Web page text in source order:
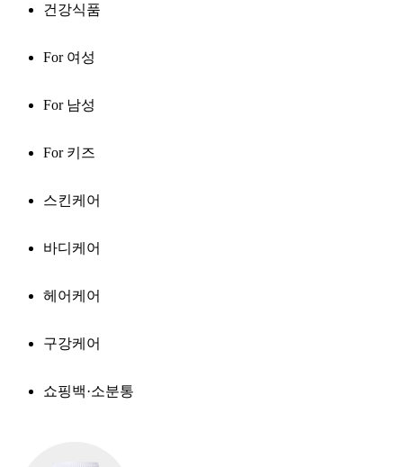
건강식품
For 여성
For 남성
For 키즈
스킨케어
바디케어
헤어케어
구강케어
쇼핑백·소분통